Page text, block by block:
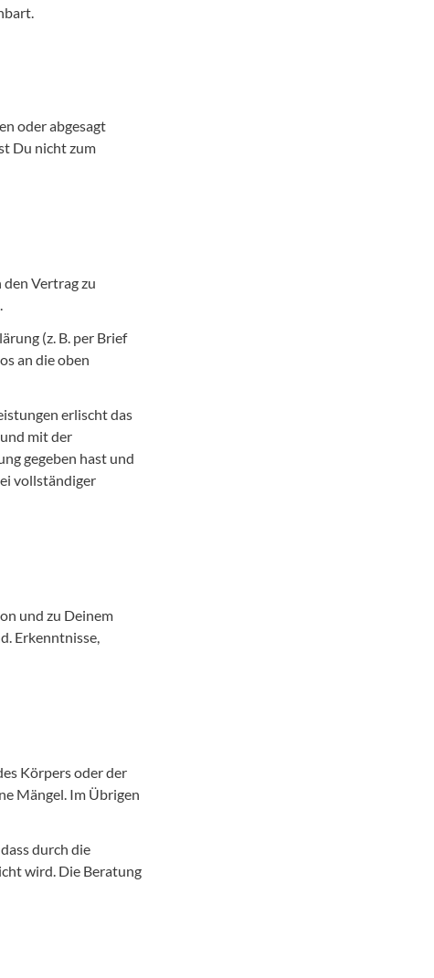
oder abgesagt
Du nicht zum
Vertrag zu
(z. B. per Brief
an die oben
erlischt das
mit der
gegeben hast und
vollständiger
und zu Deinem
Erkenntnisse,
Körpers oder der
Mängel. Im Übrigen
durch die
wird. Die Beratung